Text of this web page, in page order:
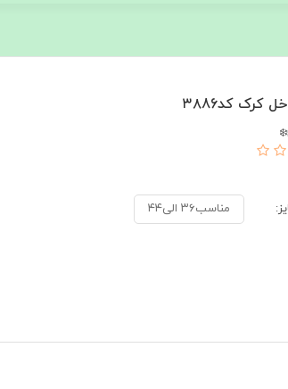
کرک کد۳۸86
مناسب۳۶ الی۴۴